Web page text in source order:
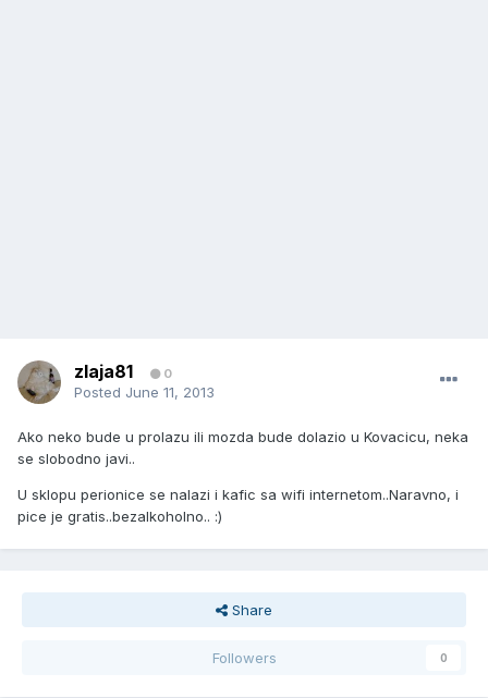
zlaja81 0
Posted June 11, 2013
Ako neko bude u prolazu ili mozda bude dolazio u Kovacicu, neka
se slobodno javi..
U sklopu perionice se nalazi i kafic sa wifi internetom..Naravno, i
pice je gratis..bezalkoholno.. :)
Share
Followers 0